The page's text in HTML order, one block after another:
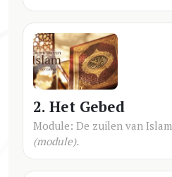
2. Het Gebed
Module: De zuilen van Islam
(module).